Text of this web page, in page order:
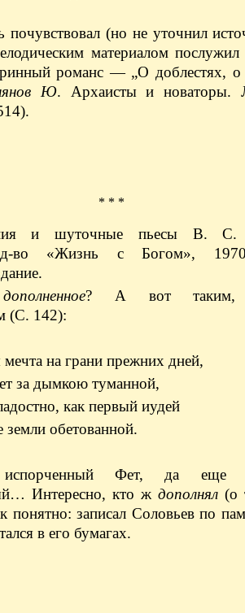
почувствовал (но не уточнил
материалом
романс — „О доблестях, о
Ю. Архаисты и новаторы.
* * *
и шуточные пьесы В. С.
во «Жизнь с Богом»,
дополненное? А вот таким,
(С. 142):
на грани прежних дней,
за дымкою туманной,
как первый иудей
обетованной.
испорченный Фет, да
Интересно, кто ж дополнял (о
понятно: записал Соловьев по
в его бумагах.